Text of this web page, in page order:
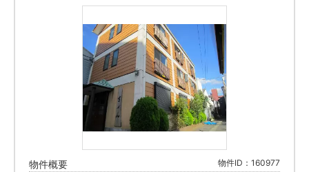
物件概要 物件ID：160977